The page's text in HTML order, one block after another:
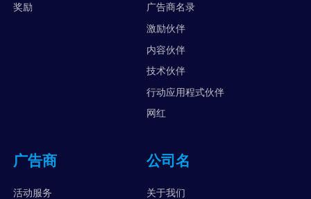
奖励
广告商名录
激励伙伴
内容伙伴
技术伙伴
行动应用程式伙伴
网红
广告商
活动服务
公司名
关于我们